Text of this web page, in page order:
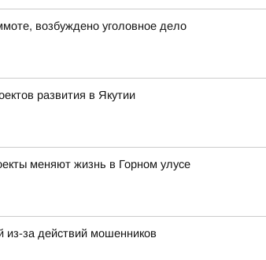
возбуждено уголовное дело
развития в Якутии
меняют жизнь в Горном улусе
из-за действий мошенников